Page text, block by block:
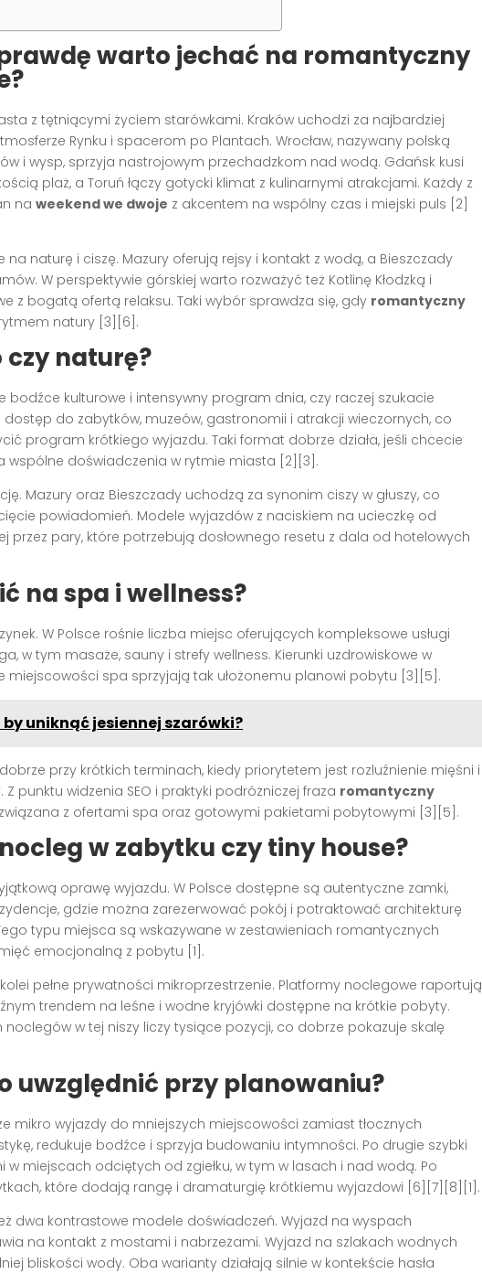
warto jechać na romantyczny
z tętniącymi życiem starówkami. Kraków uchodzi za najbardziej
Rynku i spacerom po Plantach. Wrocław, nazywany polską
i wysp, sprzyja nastrojowym przechadzkom nad wodą. Gdańsk kusi
plaż, a Toruń łączy gotycki klimat z kulinarnymi atrakcjami. Każdy z
na weekend we dwoje z akcentem na wspólny czas i miejski puls [2]
naturę i ciszę. Mazury oferują rejsy i kontakt z wodą, a Bieszczady
W perspektywie górskiej warto rozważyć też Kotlinę Kłodzką i
z bogatą ofertą relaksu. Taki wybór sprawdza się, gdy romantyczny
natury [3][6].
naturę?
bodźce kulturowe i intensywny program dnia, czy raczej szukacie
do zabytków, muzeów, gastronomii i atrakcji wieczornych, co
program krótkiego wyjazdu. Taki format dobrze działa, jeśli chcecie
wspólne doświadczenia w rytmie miasta [2][3].
Mazury oraz Bieszczady uchodzą za synonim ciszy w głuszy, co
powiadomień. Modele wyjazdów z naciskiem na ucieczkę od
przez pary, które potrzebują dosłownego resetu z dala od hotelowych
na spa i wellness?
W Polsce rośnie liczba miejsc oferujących kompleksowe usługi
w tym masaże, sauny i strefy wellness. Kierunki uzdrowiskowe w
miejscowości spa sprzyjają tak ułożonemu planowi pobytu [3][5].
uniknąć jesiennej szarówki?
przy krótkich terminach, kiedy priorytetem jest rozluźnienie mięśni i
punktu widzenia SEO i praktyki podróżniczej fraza romantyczny
z ofertami spa oraz gotowymi pakietami pobytowymi [3][5].
w zabytku czy tiny house?
oprawę wyjazdu. W Polsce dostępne są autentyczne zamki,
gdzie można zarezerwować pokój i potraktować architekturę
typu miejsca są wskazywane w zestawieniach romantycznych
emocjonalną z pobytu [1].
pełne prywatności mikroprzestrzenie. Platformy noclegowe raportują
trendem na leśne i wodne kryjówki dostępne na krótkie pobyty.
w tej niszy liczy tysiące pozycji, co dobrze pokazuje skalę
uwzględnić przy planowaniu?
mikro wyjazdy do mniejszych miejscowości zamiast tłocznych
redukuje bodźce i sprzyja budowaniu intymności. Po drugie szybki
miejscach odciętych od zgiełku, w tym w lasach i nad wodą. Po
które dodają rangę i dramaturgię krótkiemu wyjazdowi [6][7][8][1].
dwa kontrastowe modele doświadczeń. Wyjazd na wyspach
na kontakt z mostami i nabrzeżami. Wyjazd na szlakach wodnych
bliskości wody. Oba warianty działają silnie w kontekście hasła